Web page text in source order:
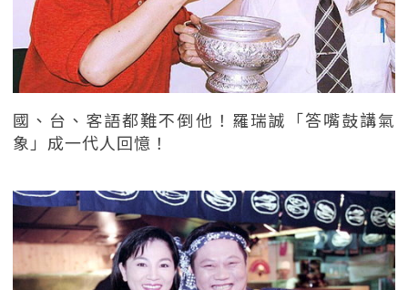
國、台、客語都難不倒他！羅瑞誠「答嘴鼓講氣
象」成一代人回憶！